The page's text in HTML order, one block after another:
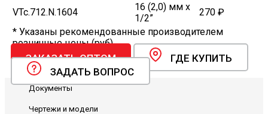
VTc.712.N.1604
16 (2,0) мм х
1/2”
270 ₽
* Указаны рекомендованные производителем
розничные цены (руб).
ЗАКАЗАТЬ ОПТОМ
ГДЕ КУПИТЬ
ЗАДАТЬ ВОПРОС
Документы
Чертежи и модели